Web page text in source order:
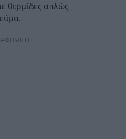
θερμίδες απλώς